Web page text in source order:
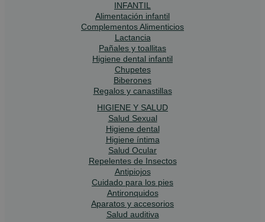
INFANTIL
Alimentación infantil
Complementos Alimenticios
Lactancia
Pañales y toallitas
Higiene dental infantil
Chupetes
Biberones
Regalos y canastillas
HIGIENE Y SALUD
Salud Sexual
Higiene dental
Higiene íntima
Salud Ocular
Repelentes de Insectos
Antipiojos
Cuidado para los pies
Antironquidos
Aparatos y accesorios
Salud auditiva